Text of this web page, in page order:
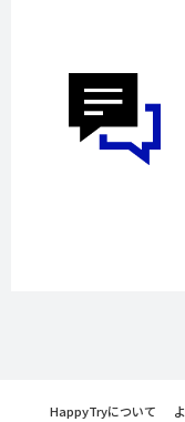
HappyTryについて